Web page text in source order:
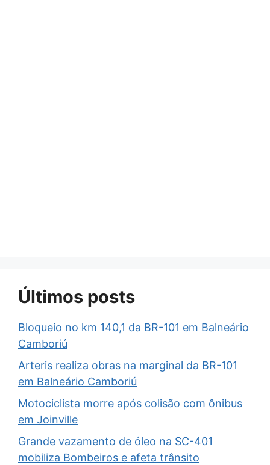
Últimos posts
Bloqueio no km 140,1 da BR-101 em Balneário
Camboriú
Arteris realiza obras na marginal da BR-101
em Balneário Camboriú
Motociclista morre após colisão com ônibus
em Joinville
Grande vazamento de óleo na SC-401
mobiliza Bombeiros e afeta trânsito